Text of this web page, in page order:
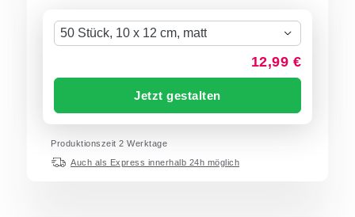
50 Stück, 10 x 12 cm, matt
12,99 €
Jetzt gestalten
Produktionszeit 2 Werktage
Auch als Express innerhalb 24h möglich